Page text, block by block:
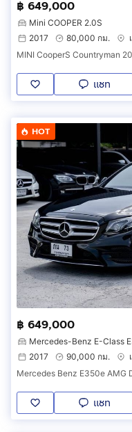
฿ 649,000
Mini COOPER 2.0S
2017
80,000 กม.
MINI CooperS Countryman
แชท
HOT
฿ 649,000
Mercedes-Benz E-Class
2017
90,000 กม.
Mercedes Benz E350e AMG
แชท